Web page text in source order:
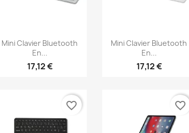
Aperçu rapide
Mini Clavier Bluetooth
En...
17,12 €
Aperçu rapide
Mini Clavier Bluetooth
En...
17,12 €
favorite_border favorite_border